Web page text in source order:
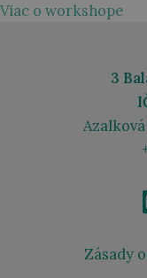
Viac o workshope
3
Zásady